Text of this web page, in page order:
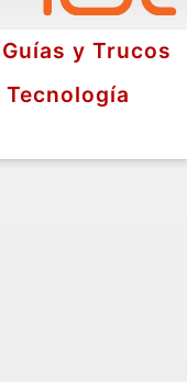
Guías y Trucos
Tecnología